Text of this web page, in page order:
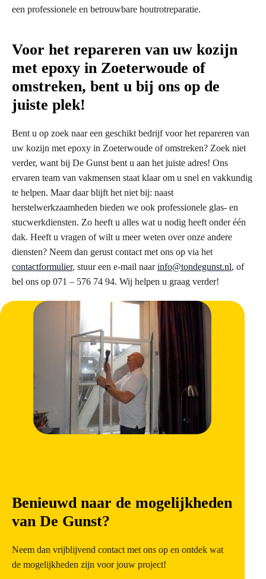
een professionele en betrouwbare houtrotreparatie.
Voor het repareren van uw kozijn
met epoxy in Zoeterwoude of
omstreken, bent u bij ons op de
juiste plek!
Bent u op zoek naar een geschikt bedrijf voor het repareren van
uw kozijn met epoxy in Zoeterwoude of omstreken? Zoek niet
verder, want bij De Gunst bent u aan het juiste adres! Ons
ervaren team van vakmensen staat klaar om u snel en vakkundig
te helpen. Maar daar blijft het niet bij: naast
herstelwerkzaamheden bieden we ook professionele glas- en
stucwerkdiensten. Zo heeft u alles wat u nodig heeft onder één
dak. Heeft u vragen of wilt u meer weten over onze andere
diensten? Neem dan gerust contact met ons op via het
contactformulier, stuur een e-mail naarinfo@tondegunst.nl, of
bel ons op 071 – 576 74 94. Wij helpen u graag verder!
Benieuwd naar de mogelijkheden
van De Gunst?
Neem dan vrijblijvend contact met ons op en ontdek wat
de mogelijkheden zijn voor jouw project!